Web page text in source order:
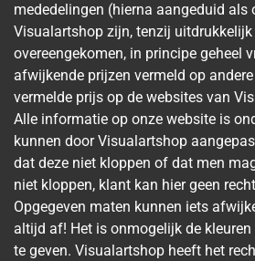
mededelingen (hierna aangeduid als
Visualartshop zijn, tenzij uitdrukkelijk
overeengekomen, in principe geheel
afwijkende prijzen vermeld op
vermelde prijs op de websites van
Alle informatie op onze website is
kunnen door Visualartshop
dat deze niet kloppen of dat men
niet kloppen, klant kan hier geen
Opgegeven maten kunnen iets
altijd af! Het is onmogelijk de
te geven. Visualartshop heeft het